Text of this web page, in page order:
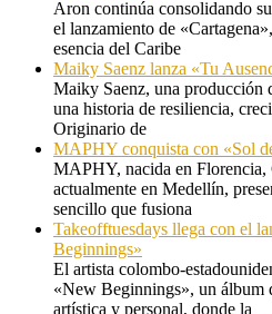
Aron continúa consolidando
el lanzamiento de
esencia del Caribe
Maiky Saenz lanza «Tu
Maiky Saenz, una producción
una historia de resiliencia,
Originario de
MAPHY conquista con «Sol
MAPHY, nacida en Florencia,
actualmente en Medellín,
sencillo que fusiona
Takeofftuesdays llega con el
Beginnings»
El artista colombo-
«New Beginnings», un álbum
artística y personal, donde la